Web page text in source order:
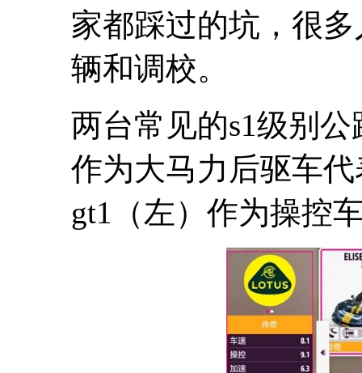
家都踩过的坑，很
辆和调校。
两台常见的s1级别
作为大马力后驱车
gt1（左）作为操控